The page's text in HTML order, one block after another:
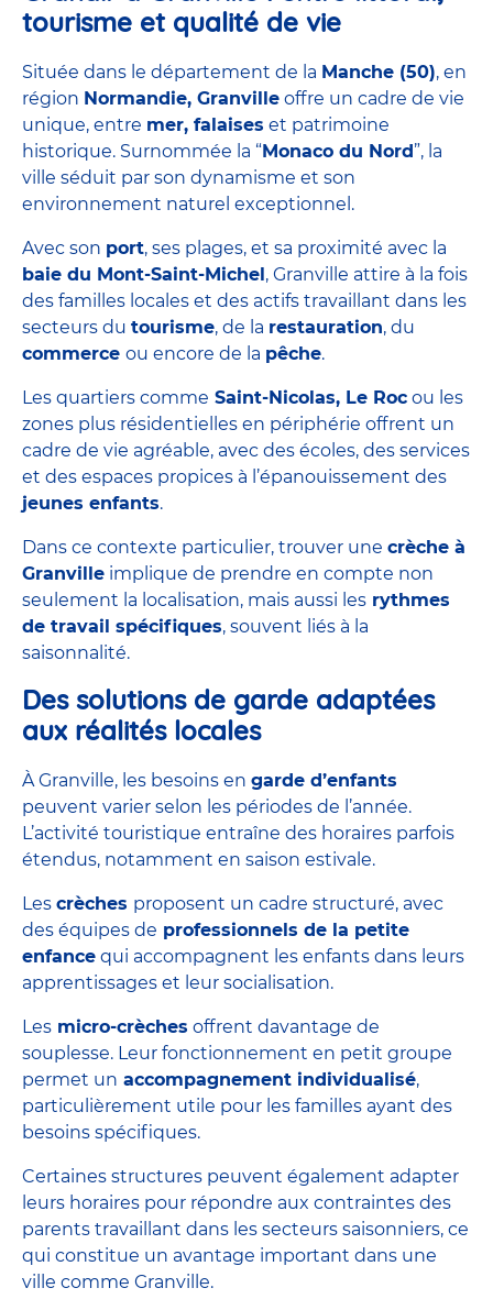
tourisme et qualité de vie
Située dans le département de la Manche (50), en
région Normandie, Granville offre un cadre de vie
unique, entre mer, falaises et patrimoine
historique. Surnommée la “Monaco du Nord”, la
ville séduit par son dynamisme et son
environnement naturel exceptionnel.
Avec son port, ses plages, et sa proximité avec la
baie du Mont-Saint-Michel, Granville attire à la fois
des familles locales et des actifs travaillant dans les
secteurs du tourisme, de la restauration, du
commerce ou encore de la pêche.
Les quartiers comme Saint-Nicolas, Le Roc ou les
zones plus résidentielles en périphérie offrent un
cadre de vie agréable, avec des écoles, des services
et des espaces propices à l’épanouissement des
jeunes enfants.
Dans ce contexte particulier, trouver une crèche à
Granville implique de prendre en compte non
seulement la localisation, mais aussi les rythmes
de travail spécifiques, souvent liés à la
saisonnalité.
Des solutions de garde adaptées
aux réalités locales
À Granville, les besoins en garde d’enfants
peuvent varier selon les périodes de l’année.
L’activité touristique entraîne des horaires parfois
étendus, notamment en saison estivale.
Les crèches proposent un cadre structuré, avec
des équipes de professionnels de la petite
enfance qui accompagnent les enfants dans leurs
apprentissages et leur socialisation.
Les micro-crèches offrent davantage de
souplesse. Leur fonctionnement en petit groupe
permet un accompagnement individualisé,
particulièrement utile pour les familles ayant des
besoins spécifiques.
Certaines structures peuvent également adapter
leurs horaires pour répondre aux contraintes des
parents travaillant dans les secteurs saisonniers, ce
qui constitue un avantage important dans une
ville comme Granville.